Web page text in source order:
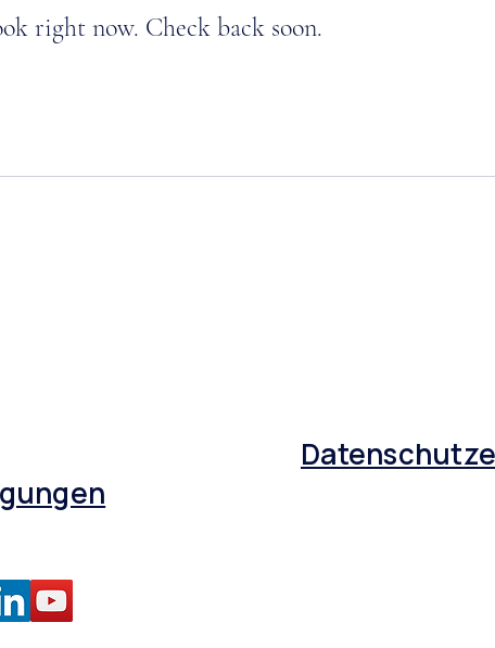
right now. Check back soon.